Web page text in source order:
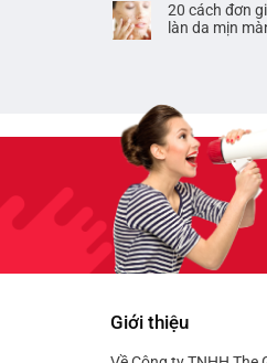
20 cách đơn
làn da mịn
Giới thiệu